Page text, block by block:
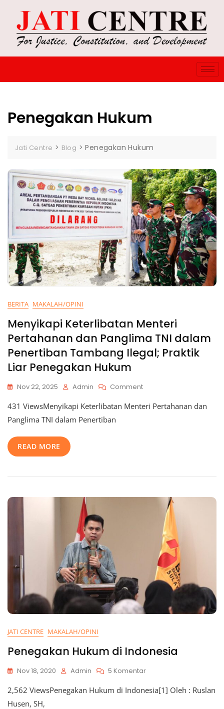
Penegakan Hukum
Jati Centre > Blog >Penegakan Hukum
BERITA MAKALAH/OPINI
Menyikapi Keterlibatan Menteri
Pertahanan dan Panglima TNI dalam
Penertiban Tambang Ilegal; Praktik
Liar Penegakan Hukum
Nov 22, 2025 Admin Comment
431 ViewsMenyikapi Keterlibatan Menteri Pertahanan dan
Panglima TNI dalam Penertiban
READ MORE
JATI CENTRE MAKALAH/OPINI
Penegakan Hukum di Indonesia
Nov 18, 2020 Admin 5 Komentar
2,562 ViewsPenegakan Hukum di Indonesia[1] Oleh : Ruslan
Husen, SH,